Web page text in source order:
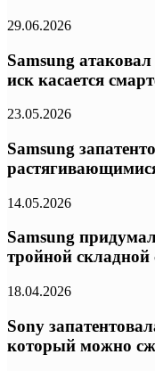
29.06.2026
Samsung
иск касается
23.05.2026
Samsung
14.05.2026
Samsung
тройной
18.04.2026
Sony
который можно